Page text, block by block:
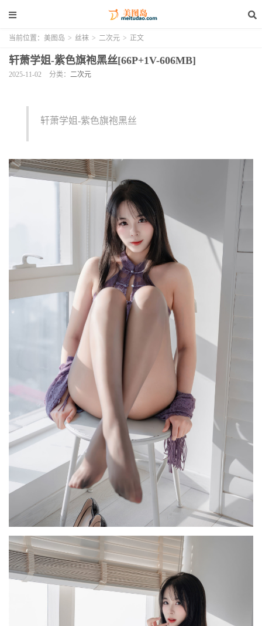
当前位置： 美图岛 > 丝袜 > 二次元 > 正文
轩萧学姐-紫色旗袍黑丝[66P+1V-606MB]
2025-11-02 分类： 二次元
轩萧学姐-紫色旗袍黑丝